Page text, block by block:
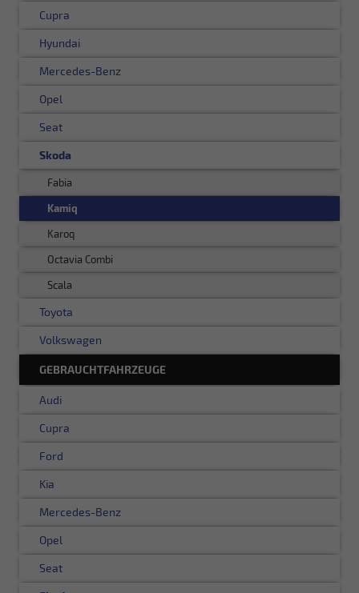
Cupra
Hyundai
Mercedes-Benz
Opel
Seat
Skoda
Fabia
Kamiq
Karoq
Octavia Combi
Scala
Toyota
Volkswagen
GEBRAUCHTFAHRZEUGE
Audi
Cupra
Ford
Kia
Mercedes-Benz
Opel
Seat